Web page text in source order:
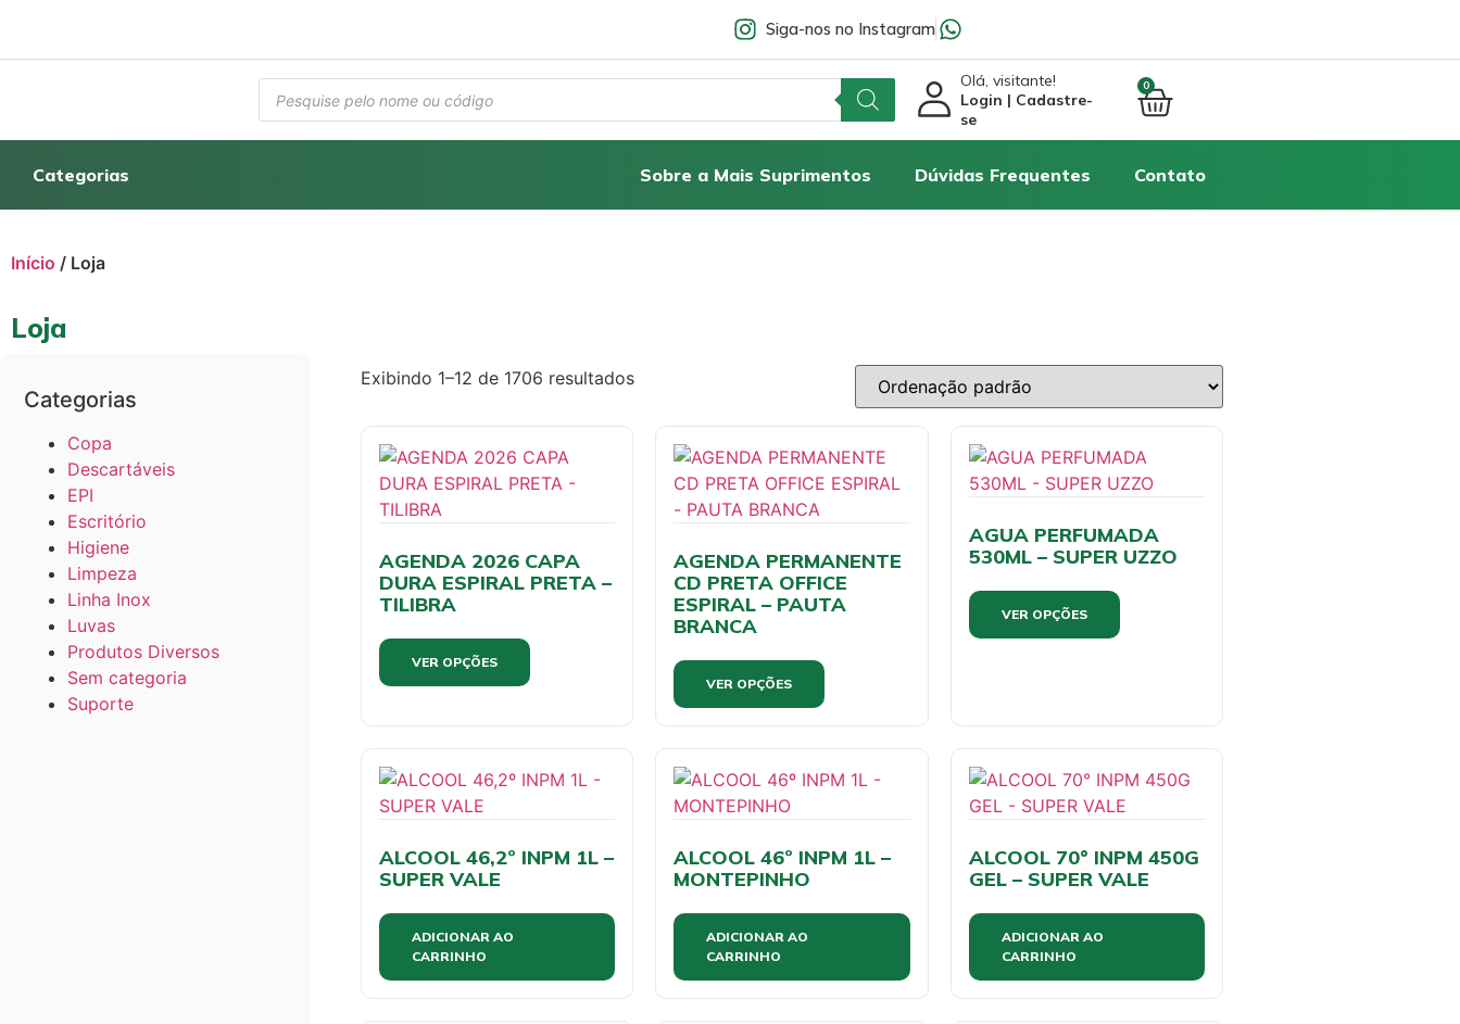
Siga-nos no Instagram
Olá, visitante!
Login | Cadastre-
se
0
Categorias Sobre a Mais Suprimentos Dúvidas Frequentes Contato
Início / Loja
Loja
Categorias
Copa
Descartáveis
EPI
Escritório
Higiene
Limpeza
Linha Inox
Luvas
Produtos Diversos
Sem categoria
Suporte
Exibindo 1–12 de 1706 resultados
AGENDA 2026 CAPA
DURA ESPIRAL PRETA –
TILIBRA
VER OPÇÕES
AGENDA PERMANENTE
CD PRETA OFFICE
ESPIRAL – PAUTA
BRANCA
VER OPÇÕES
AGUA PERFUMADA
530ML – SUPER UZZO
VER OPÇÕES
ALCOOL 46,2º INPM 1L –
SUPER VALE
ADICIONAR AO
CARRINHO
ALCOOL 46º INPM 1L –
MONTEPINHO
ADICIONAR AO
CARRINHO
ALCOOL 70° INPM 450G
GEL – SUPER VALE
ADICIONAR AO
CARRINHO